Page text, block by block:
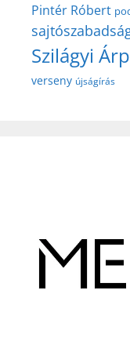
Pintér Róbert
Szilágyi
verseny újságírás